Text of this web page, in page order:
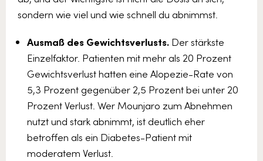
sondern wie viel und wie schnell du abnimmst.
Ausmaß des Gewichtsverlusts. Der stärkste
Einzelfaktor. Patienten mit mehr als 20 Prozent
Gewichtsverlust hatten eine Alopezie-Rate von
5,3 Prozent gegenüber 2,5 Prozent bei unter 20
Prozent Verlust. Wer Mounjaro zum Abnehmen
nutzt und stark abnimmt, ist deutlich eher
betroffen als ein Diabetes-Patient mit
moderatem Verlust.